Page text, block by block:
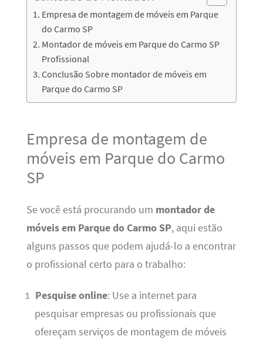
Empresa de montagem de móveis em Parque
do Carmo SP
Montador de móveis em Parque do Carmo SP
Profissional
Conclusão Sobre montador de móveis em
Parque do Carmo SP
Empresa de montagem de
móveis em Parque do Carmo
SP
Se você está procurando um montador de
móveis em Parque do Carmo SP, aqui estão
alguns passos que podem ajudá-lo a encontrar
o profissional certo para o trabalho:
Pesquise online: Use a internet para
pesquisar empresas ou profissionais que
ofereçam serviços de montagem de móveis